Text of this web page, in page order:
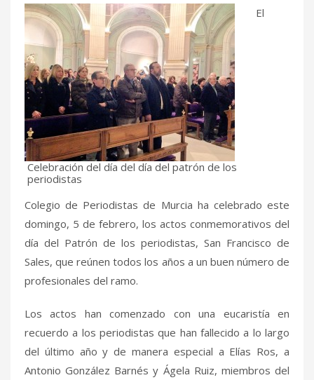
Celebración del día del día del patrón de los
periodistas
El
Colegio de Periodistas de Murcia ha celebrado este
domingo, 5 de febrero, los actos conmemorativos del
día del Patrón de los periodistas, San Francisco de
Sales, que reúnen todos los años a un buen número de
profesionales del ramo.
Los actos han comenzado con una eucaristía en
recuerdo a los periodistas que han fallecido a lo largo
del último año y de manera especial a Elías Ros, a
Antonio González Barnés y Ágela Ruiz, miembros del